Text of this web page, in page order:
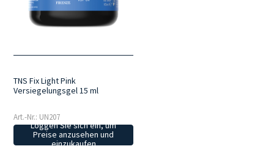
TNS Fix Light Pink
Versiegelungsgel 15 ml
Art.-Nr.: UN207
Loggen Sie sich ein, um
Preise anzusehen und
einzukaufen